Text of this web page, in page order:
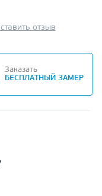
отзыв
Заказать
БЕСПЛАТНЫЙ ЗАМЕР